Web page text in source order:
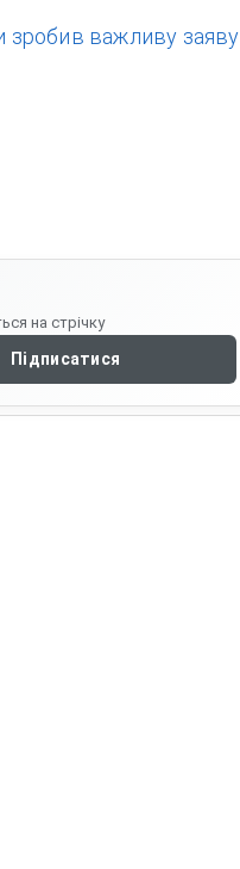
зробив важливу заяву
на стрічку
Підписатися